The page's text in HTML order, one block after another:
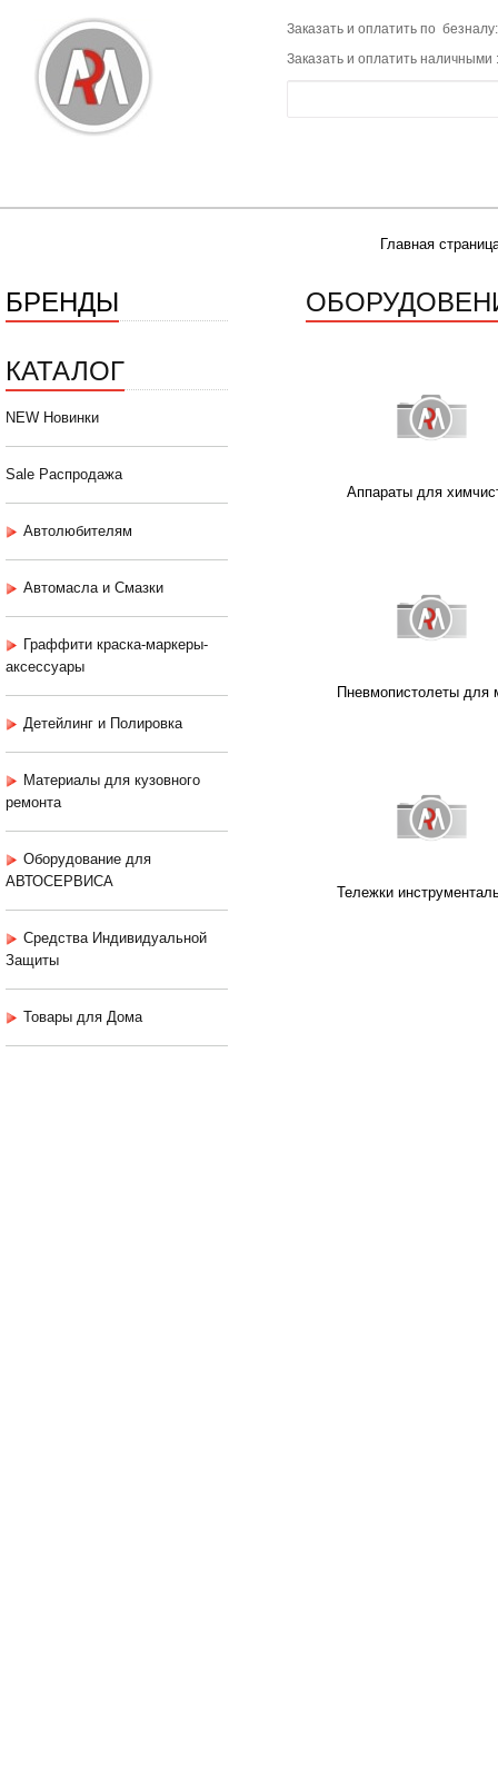
Заказать и оплатить по
Заказать и оплатить наличными
Главная
БРЕНДЫ
КАТАЛОГ
NEW Новинки
Sale Распродажа
Автолюбителям
Автомасла и Смазки
Граффити краска-маркеры-
аксессуары
Детейлинг и Полировка
Материалы для кузовного
ремонта
Оборудование для
АВТОСЕРВИСА
Средства Индивидуальной
Защиты
Товары для Дома
Аппараты для
Пневмопистолеты для
Тележки